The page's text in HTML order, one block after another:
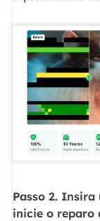
Passo 2.
inicie o reparo